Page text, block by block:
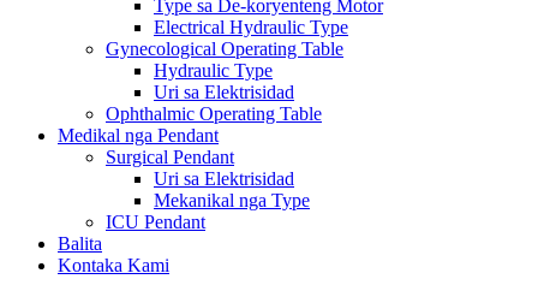
Type sa De-koryenteng Motor
Electrical Hydraulic Type
Gynecological Operating Table
Hydraulic Type
Uri sa Elektrisidad
Ophthalmic Operating Table
Medikal nga Pendant
Surgical Pendant
Uri sa Elektrisidad
Mekanikal nga Type
ICU Pendant
Balita
Kontaka Kami